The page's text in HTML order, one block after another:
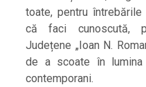
toate, pentru întrebările
că faci cunoscută,
Județene „Ioan N.
de a scoate în
contemporani.